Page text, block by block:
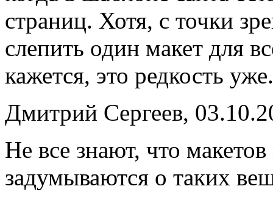
страниц. Хотя, с точки
слепить один макет для
кажется, это редкость уже.
Дмитрий Сергеев,
Не все знают, что
задумываются о таких